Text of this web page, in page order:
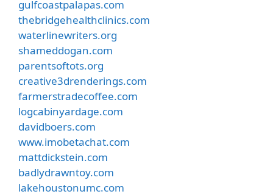
gulfcoastpalapas.com
thebridgehealthclinics.com
waterlinewriters.org
shameddogan.com
parentsoftots.org
creative3drenderings.com
farmerstradecoffee.com
logcabinyardage.com
davidboers.com
www.imobetachat.com
mattdickstein.com
badlydrawntoy.com
lakehoustonumc.com